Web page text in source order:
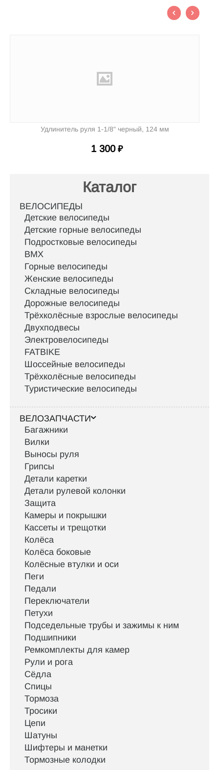
Удлинитель руля 1-1/8" черный, 124 мм
1 300 ₽
Каталог
ВЕЛОСИПЕДЫ
Детские велосипеды
Детские горные велосипеды
Подростковые велосипеды
BMX
Горные велосипеды
Женские велосипеды
Складные велосипеды
Дорожные велосипеды
Трёхколёсные взрослые велосипеды
Двухподвесы
Электровелосипеды
FATBIKE
Шоссейные велосипеды
Трёхколёсные велосипеды
Туристические велосипеды
ВЕЛОЗАПЧАСТИ
Багажники
Вилки
Выносы руля
Грипсы
Детали каретки
Детали рулевой колонки
Защита
Камеры и покрышки
Кассеты и трещотки
Колёса
Колёса боковые
Колёсные втулки и оси
Пеги
Педали
Переключатели
Петухи
Подседельные трубы и зажимы к ним
Подшипники
Ремкомплекты для камер
Рули и рога
Сёдла
Спицы
Тормоза
Тросики
Цепи
Шатуны
Шифтеры и манетки
Тормозные колодки